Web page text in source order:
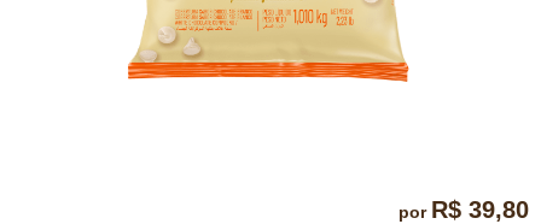
por R$ 39,80